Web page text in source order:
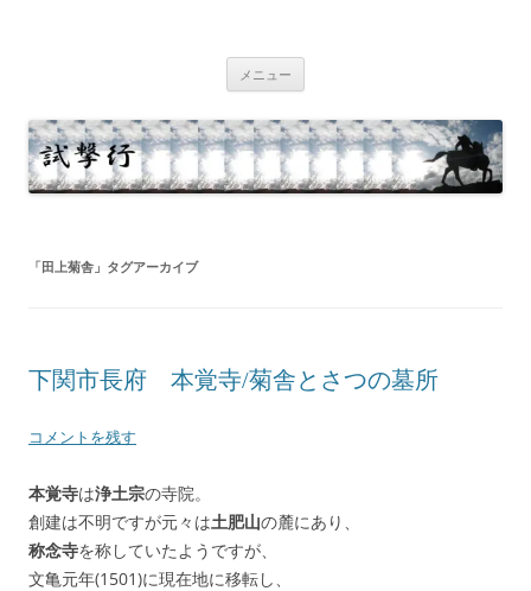
キ
ッ
プ
メニュー
「田上菊舎 」タグアーカイブ
下関市長府 本覚寺/菊舎とさつの墓所
コメントを残す
本覚寺は浄土宗の寺院。
創建は不明ですが元々は土肥山の麓にあり、
称念寺を称していたようですが、
文亀元年(1501)に現在地に移転し、